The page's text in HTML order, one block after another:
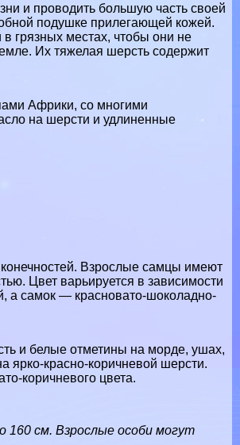
и проводить большую часть своей
подушке прилегающей кожей.
в грязных местах, чтобы они не
Их тяжелая шерсть содержит
Африки, со многими
на шерсти и удлиненные
Взрослые самцы имеют
Цвет варьируется в зависимости
а самок — красновато-шоколадно-
и белые отметины на морде, ушах,
ярко-красно-коричневой шерсти.
коричневого цвета.
160 см. Взрослые особи могут